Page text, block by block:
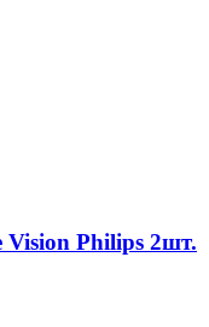
Philips 2шт.